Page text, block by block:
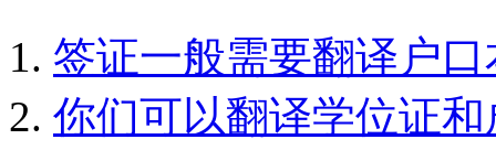
签证一般需要翻译户
你们可以翻译学位证